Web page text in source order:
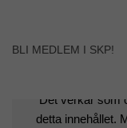
BLI MEDLEM I SKP!
Det verkar som
detta innehållet.